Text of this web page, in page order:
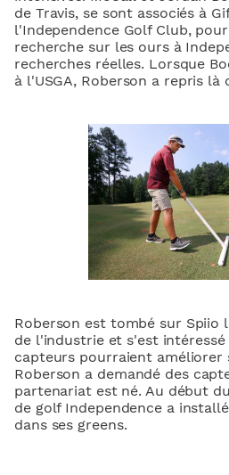
de Travis, se sont associés à
l'Independence Golf Club,
recherche sur les ours à
recherches réelles. Lorsque
à l'USGA, Roberson a repris
Roberson est tombé sur Spiio
de l'industrie et s'est
capteurs pourraient améliorer
Roberson a demandé des
partenariat est né. Au début
de golf Independence a
dans ses greens.